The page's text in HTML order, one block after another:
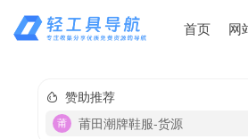
首页 网
赞助推荐
莆田潮牌鞋服-货源